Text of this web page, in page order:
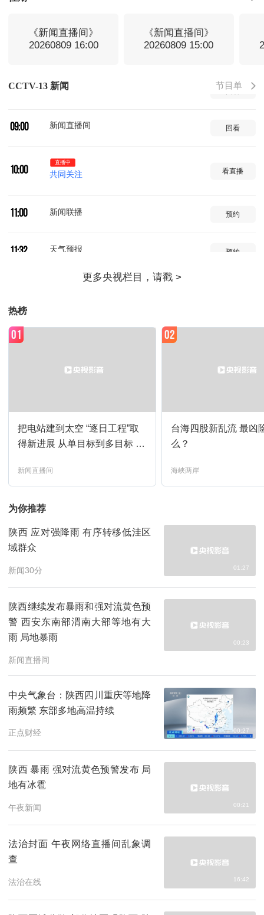
《新闻直播间》
20260809 16:00
《新闻直播间》
20260809 15:00
CCTV-13 新闻 节目单
新闻直播间
08:00 新闻直播间 回看
09:00 新闻直播间 回看
10:00
直播中
共同关注 看直播
11:00 新闻联播 预约
11:32 天气预报 预约
12:00 预约
14:15
15:00 24小时
16:00
16:15 预约
17:00 新闻直播间 预约
17:15 世界周刊 预约
热榜
把电站建到太空 “逐日工程”取
得新进展 从单目标到多目标 突
新闻直播间
01
台海四股新乱流 最凶
么？
海峡两岸
02
为你推荐
陕西 应对强降雨 有序转移低洼区
域群众
新闻30分 01:27
陕西继续发布暴雨和强对流黄色预
警 西安东南部渭南大部等地有大
雨 局地暴雨
新闻直播间
00:23
中央气象台：陕西四川重庆等地降
雨频繁 东部多地高温持续
正点财经 00:27
陕西 暴雨 强对流黄色预警发布 局
地有冰雹
午夜新闻 00:21
法治封面 午夜网络直播间乱象调
查
法治在线 16:42